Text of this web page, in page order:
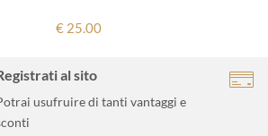
€ 25.00
al sito
usufruire di tanti vantaggi e